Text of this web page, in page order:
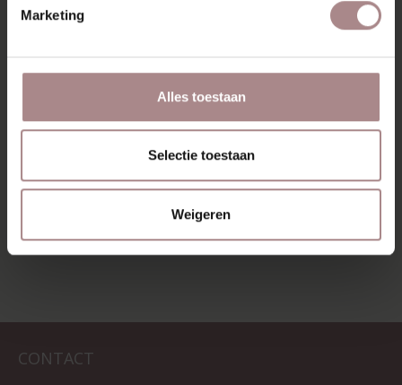
Marketing
Alles toestaan
Selectie toestaan
Weigeren
TINNE
ZWARTBRUIN |
WALNOOT
BEKIJK ALLE PRODUCTEN
CONTACT